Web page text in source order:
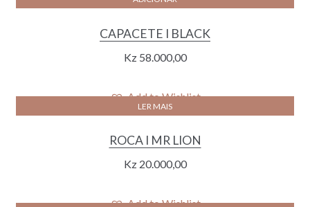
CAPACETE I BLACK
Kz58.000,00
Add to Wishlist
LER MAIS
ROCA I MR LION
Kz20.000,00
Add to Wishlist